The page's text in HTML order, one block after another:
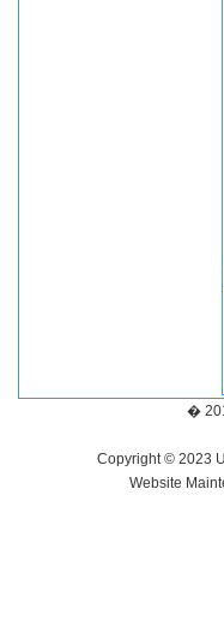
�
Copyright © 2023
Website